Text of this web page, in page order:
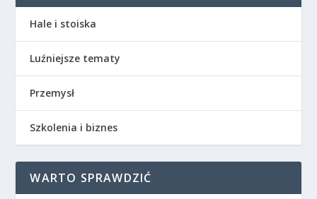
Hale i stoiska
Luźniejsze tematy
Przemysł
Szkolenia i biznes
WARTO SPRAWDZIĆ